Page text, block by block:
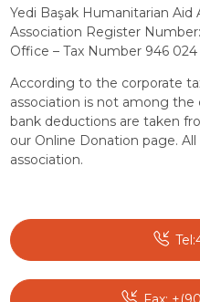
Yedi Başak Humanitarian
Association Register
Office – Tax Number 946 024
According to the corporate
association is not among the
bank deductions are taken
our Online Donation page.
association.